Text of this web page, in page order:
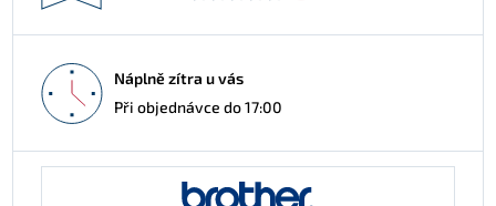
Náplně zítra u vás
Při objednávce do 17:00